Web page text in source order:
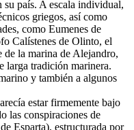
su país. A escala individual,
griegos, así como
como Eumenes de
Calístenes de Olinto, el
la marina de Alejandro,
larga tradición marinera.
y también a algunos
estar firmemente bajo
las conspiraciones de
Esparta), estructurada por